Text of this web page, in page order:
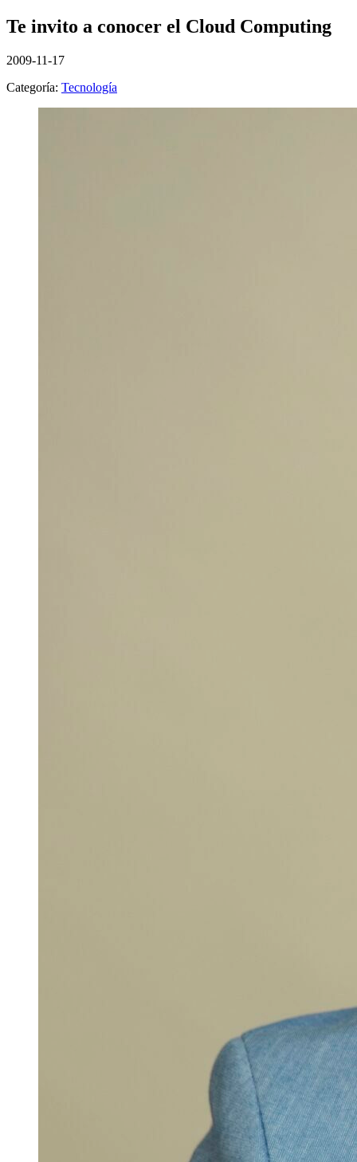
Te invito a conocer el Cloud Computing
2009-11-17
Categoría: Tecnología